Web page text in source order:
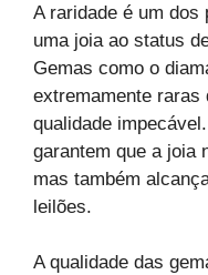
A raridade é um dos
uma joia ao status
Gemas como o
extremamente raras
qualidade
garantem que a joia
mas também
leilões.
A qualidade das